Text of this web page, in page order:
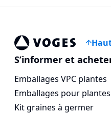
Voges Online Store
S’informer et
Emballages VPC plantes
Emballages pour
Kit graines à germer